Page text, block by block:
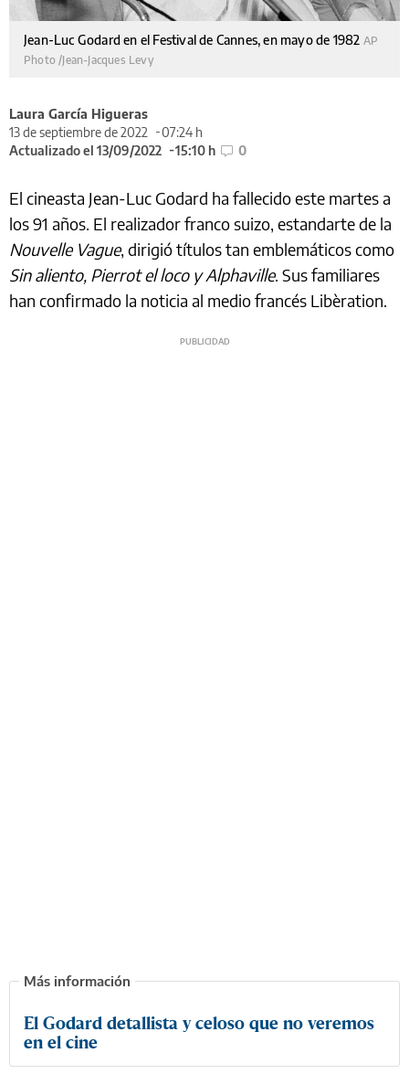
Jean-Luc Godard en el Festival de Cannes, en mayo de 1982 AP
Photo /Jean-Jacques Levy
Laura García Higueras
13 de septiembre de 2022
07:24 h
Actualizado el 13/09/2022
15:10 h 0
El cineasta Jean-Luc Godard ha fallecido este martes a
los 91 años. El realizador franco suizo, estandarte de la
Nouvelle Vague, dirigió títulos tan emblemáticos como
Sin aliento, Pierrot el loco y Alphaville. Sus familiares
han confirmado la noticia al medio francés Libèration.
El Godard detallista y celoso que no veremos
en el cine